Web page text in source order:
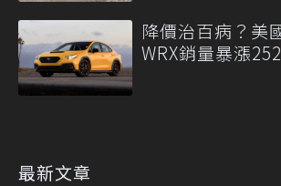
降價治百病？美
WRX銷量暴漲
最新文章